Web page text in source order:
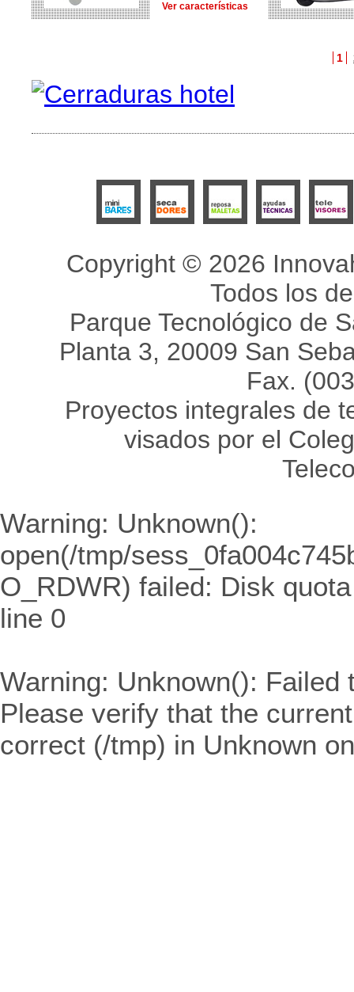
Ver características
1
Copyright © 2026
Todos los
Parque Tecnológico de
Planta 3, 20009 San
Fax.
Proyectos integrales de
visados por el
Warning: Unknown():
open(/tmp/
O_RDWR) failed: Disk
line 0
Warning: Unknown(): Failed
Please verify that the
correct (/tmp) in Unknown